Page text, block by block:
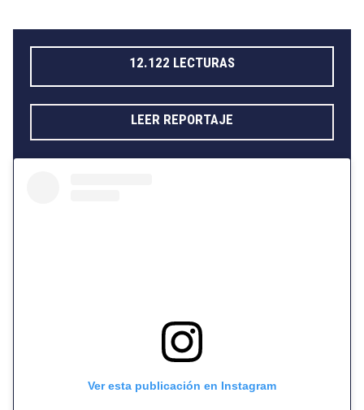
12.122 LECTURAS
LEER REPORTAJE
Ver esta publicación en Instagram